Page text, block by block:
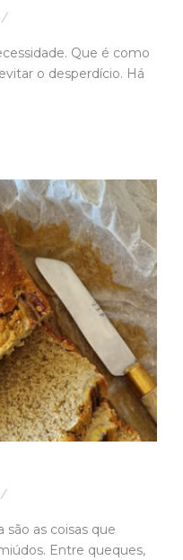
/
Que é como
o desperdício. Há
/
são as coisas que
Entre queques,